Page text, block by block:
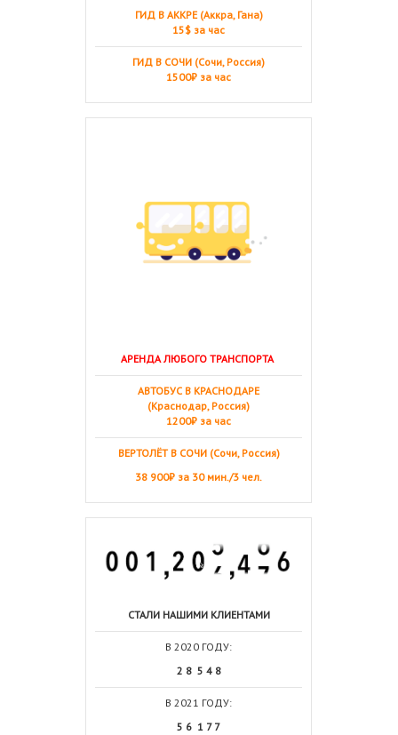
ГИД В АККРЕ (Аккра, Гана)
15$ за час
ГИД В СОЧИ (Сочи, Россия)
1500₽ за час
АРЕНДА ЛЮБОГО ТРАНСПОРТА
АВТОБУС В КРАСНОДАРЕ
(Краснодар, Россия)
1200₽ за час
ВЕРТОЛЁТ В СОЧИ (Сочи, Россия)
38 900₽ за 30 мин./3 чел.
СТАЛИ НАШИМИ КЛИЕНТАМИ
В 2020 ГОДУ:
2 8 5 4 8
В 2021 ГОДУ:
5 6 1 7 7